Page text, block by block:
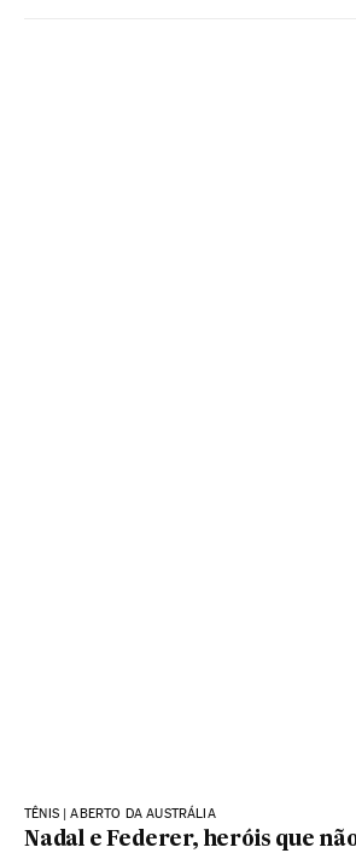
TÊNIS | ABERTO DA AUSTRÁLIA
Nadal e Federer, heróis que